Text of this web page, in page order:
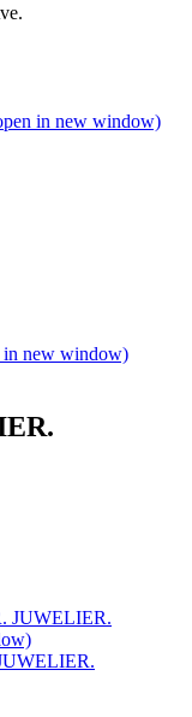
in new window)
in new window)
JUWELIER.